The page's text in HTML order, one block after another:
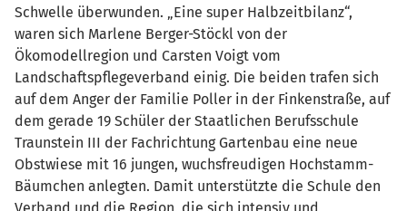
Schwelle überwunden. „Eine super Halbzeitbilanz“,
waren sich Marlene Berger-Stöckl von der
Ökomodellregion und Carsten Voigt vom
Landschaftspflegeverband einig. Die beiden trafen sich
auf dem Anger der Familie Poller in der Finkenstraße, auf
dem gerade 19 Schüler der Staatlichen Berufsschule
Traunstein III der Fachrichtung Gartenbau eine neue
Obstwiese mit 16 jungen, wuchsfreudigen Hochstamm-
Bäumchen anlegten. Damit unterstützte die Schule den